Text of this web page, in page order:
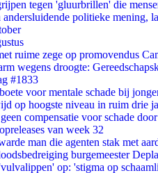
tegen 'gluurbrillen' die
andersluidende politieke mening,
ruime zege op promovendus
wegens droogte:
#1833
voor mentale schade bij
op hoogste niveau in ruim drie
compensatie voor schade
van week 32
man die agenten stak met
burgemeester
op: 'stigma op